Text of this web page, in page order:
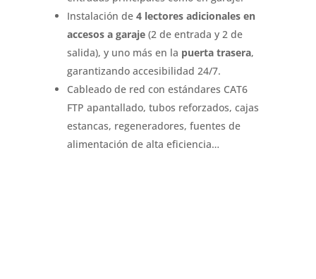
Instalación de 4 lectores adicionales en
accesos a garaje(2 de entrada y 2 de
salida), y uno más en la puerta trasera,
garantizando accesibilidad 24/7.
Cableado de red con estándares CAT6
FTP apantallado, tubos reforzados, cajas
estancas, regeneradores, fuentes de
alimentación de alta eficiencia…